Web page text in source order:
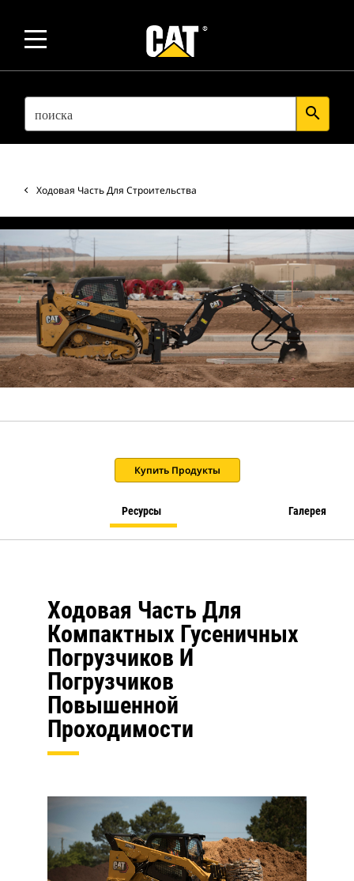
SEARCH search
Ходовая Часть Для Строительства
Купить Продукты
Ресурсы Галерея
Ходовая Часть Для
Компактных Гусеничных
Погрузчиков И
Погрузчиков
Повышенной
Проходимости